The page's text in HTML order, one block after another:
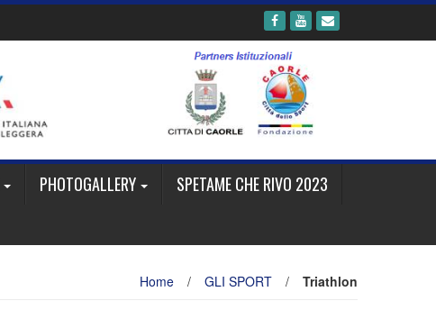
PHOTOGALLERY
SPETAME CHE RIVO 2023
Home / GLI SPORT / Triathlon